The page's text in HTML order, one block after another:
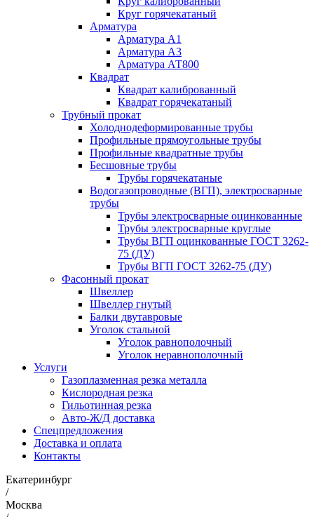
Круг горячекатаный
Арматура
Арматура А1
Арматура А3
Арматура АТ800
Квадрат
Квадрат калиброванный
Квадрат горячекатаный
Трубный прокат
Холоднодеформированные трубы
Профильные прямоугольные трубы
Профильные квадратные трубы
Бесшовные трубы
Трубы горячекатаные
Водогазопроводные (ВГП), электросварные
трубы
Трубы электросварные оцинкованные
Трубы электросварные круглые
Трубы ВГП оцинкованные ГОСТ 3262-
75 (ДУ)
Трубы ВГП ГОСТ 3262-75 (ДУ)
Фасонный прокат
Швеллер
Швеллер гнутый
Балки двутавровые
Уголок стальной
Уголок равнополочный
Уголок неравнополочный
Услуги
Газоплазменная резка металла
Кислородная резка
Гильотинная резка
Авто-Ж/Д доставка
Спецпредложения
Доставка и оплата
Контакты
Екатеринбург
/
Москва